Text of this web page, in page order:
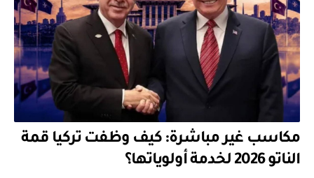
مكاسب غير مباشرة: كيف وظفت تركيا قمة
الناتو 2026 لخدمة أولوياتها؟